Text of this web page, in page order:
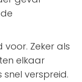
Zeker als
elkaar
snel verspreid.